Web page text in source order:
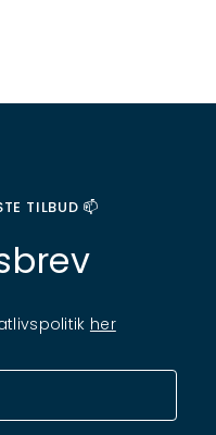
TILBUD 📫
her